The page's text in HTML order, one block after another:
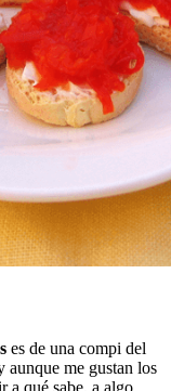
es de una compi del
aunque me gustan los